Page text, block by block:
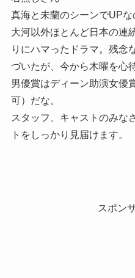
真海と未蘭のシーンでUPな
大河以外ほとんど日本の連
りにハマったドラマ。残念
づいたが、今から木曜を心
男優賞はディーン助演女優
可）だな。
スタッフ、キャストのみな
トをしっかり見届けます。
スポン